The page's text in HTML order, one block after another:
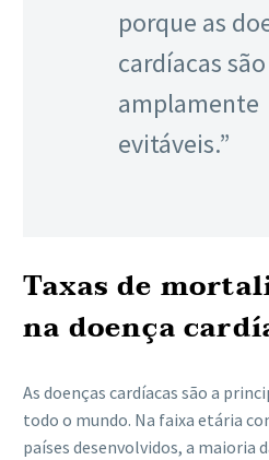
porque as
cardíacas são
amplamente
evitáveis.”
Taxas de
na doença
As doenças cardíacas são a
todo o mundo. Na faixa etária
países desenvolvidos, a maioria